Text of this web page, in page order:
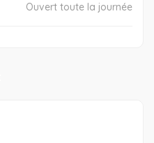
Ouvert toute la journée